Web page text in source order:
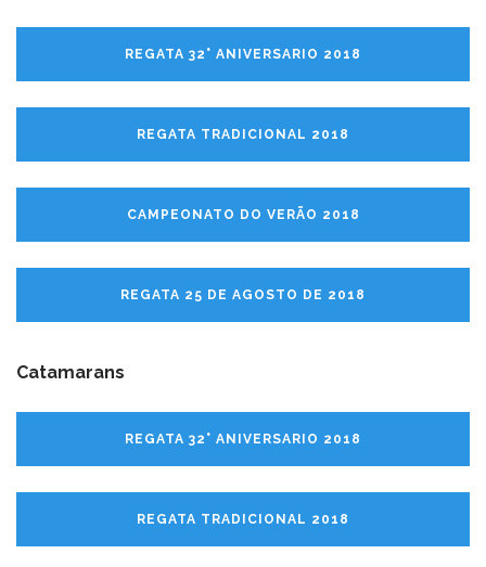
REGATA 32° ANIVERSARIO 2018
REGATA TRADICIONAL 2018
CAMPEONATO DO VERÃO 2018
REGATA 25 DE AGOSTO DE 2018
Catamarans
REGATA 32° ANIVERSARIO 2018
REGATA TRADICIONAL 2018